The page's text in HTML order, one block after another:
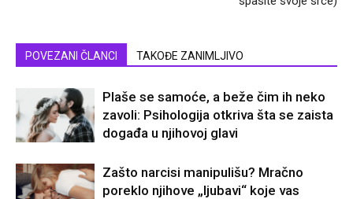
POVEZANI ČLANCI TAKOĐE ZANIMLJIVO
Plaše se samoće, a beže čim ih neko
zavoli: Psihologija otkriva šta se zaista
događa u njihovoj glavi
Zašto narcisi manipulišu? Mračno
poreklo njihove „ljubavi“ koje vas